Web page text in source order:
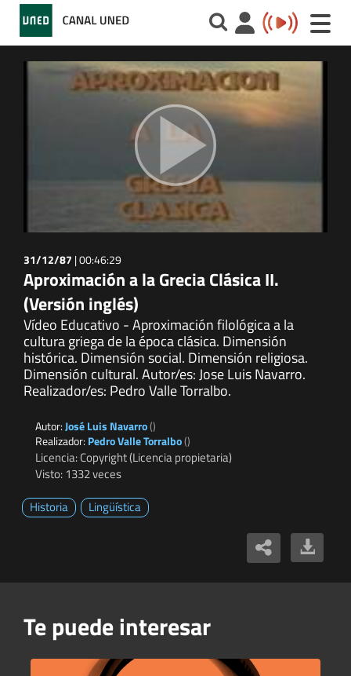
Toggle
31/12/87 |00:46:29
Aproximación a la Grecia Clásica II.
(Versión inglés)
Vídeo Educativo - Aproximación filológica a la
cultura griega de la época clásica. Dimensión
histórica. Dimensión social. Dimensión religiosa.
Dimensión cultural. Autor/es: Jose Luis Navarro.
Realizador/es: Pedro Valle Torralbo.
Autor:José Luis Navarro()
Realizador: Pedro Valle Torralbo()
Licencia: Copyright (Licencia propietaria)
Visto: 1332 veces
Historia
Lingüística
Te puede interesar